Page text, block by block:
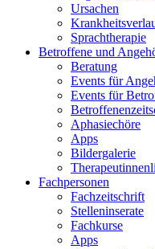
Ursachen
Sprachtherapie
Betroffene und
Beratung
Events für
Events für
Aphasiechöre
Apps
Bildergalerie
Fachpersonen
Fachzeitschrift
Stelleninserate
Fachkurse
Apps